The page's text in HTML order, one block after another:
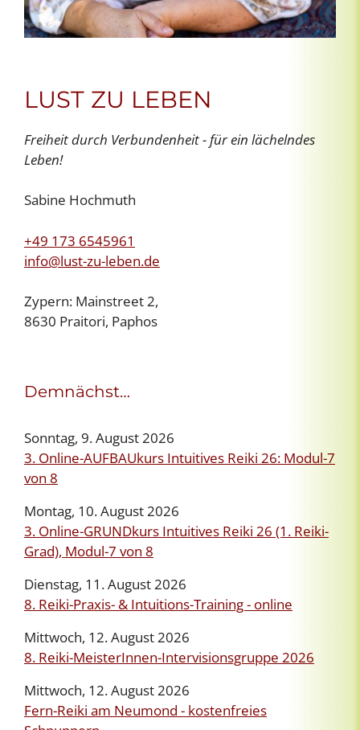
LUST ZU LEBEN
Freiheit durch Verbundenheit - für ein lächelndes
Leben!
Sabine Hochmuth
+49 173 6545961
info@lust-zu-leben.de
Zypern: Mainstreet 2,
8630 Praitori, Paphos
Demnächst…
Sonntag, 9. August 2026
3. Online-AUFBAUkurs Intuitives Reiki 26: Modul-7
von 8
Montag, 10. August 2026
3. Online-GRUNDkurs Intuitives Reiki 26 (1. Reiki-
Grad), Modul-7 von 8
Dienstag, 11. August 2026
8. Reiki-Praxis- & Intuitions-Training - online
Mittwoch, 12. August 2026
8. Reiki-MeisterInnen-Intervisionsgruppe 2026
Mittwoch, 12. August 2026
Fern-Reiki am Neumond - kostenfreies